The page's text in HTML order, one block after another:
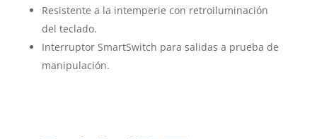
Resistente a la intemperie con retroiluminación
del teclado.
Interruptor SmartSwitch para salidas a prueba de
manipulación.